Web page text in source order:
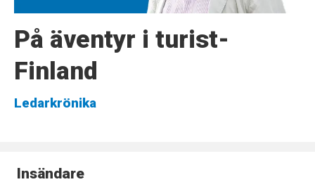
På äventyr i turist-
Finland
Ledarkrönika
Insändare